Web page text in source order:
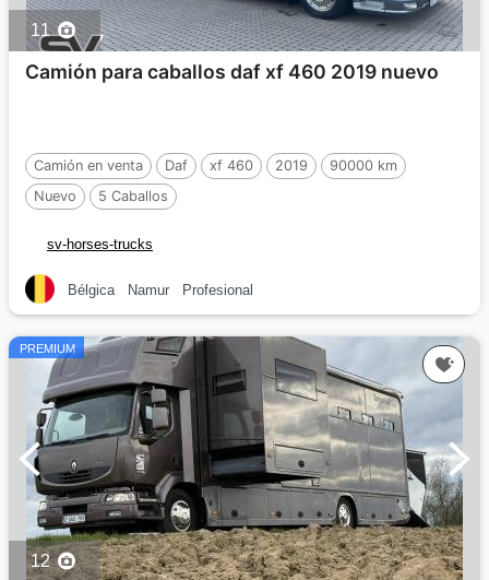
11
Camión para caballos daf xf 460 2019 nuevo
Camión en venta Daf xf 460 2019
90000 km
Nuevo
5 Caballos
sv-horses-trucks
Bélgica Namur Profesional
PREMIUM
12